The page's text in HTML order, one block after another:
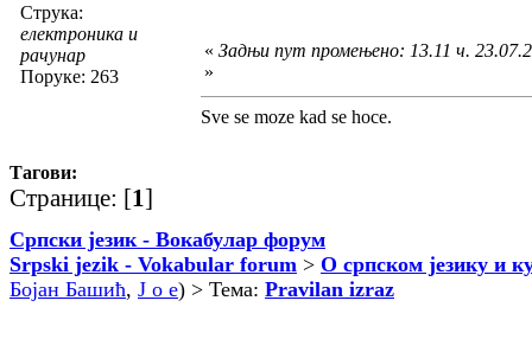
Струка:
електроника и
рачунар
Поруке: 263
« Задњи пут промењено: 13.11 ч.
»
Sve se moze kad se hoce.
Тагови:
Странице: [1]
Српски језик - Вокабулар форум
Srpski jezik - Vokabular forum > О српском језику и
Бојан Башић, J o e) > Тема: Pravilan izraz